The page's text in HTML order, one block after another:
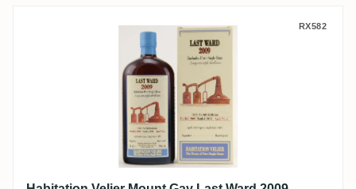
Habitation Velier Mount Gay Last Ward
RX582